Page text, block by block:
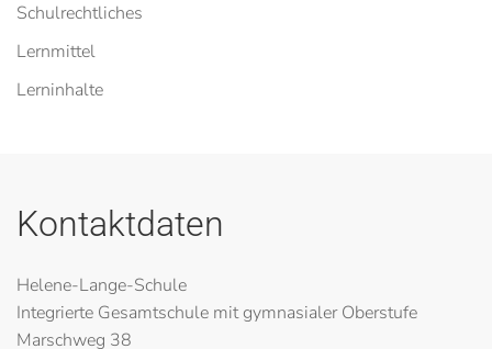
Schulrechtliches
Lernmittel
Lerninhalte
Kontaktdaten
Helene-Lange-Schule
Integrierte Gesamtschule mit gymnasialer Oberstufe
Marschweg 38